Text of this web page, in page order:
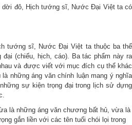
dời đô, Hịch tướng sĩ, Nước Đại Việt ta có
tướng sĩ, Nước Đại Việt ta thuộc ba thể
đại (chiếu, hịch, cáo). Ba tác phẩm này ra
và được viết với mục đích cụ thể khác
những áng văn chính luận mang ý nghĩa
sự kiện trọng đại trong lịch sử dựng
là những áng văn chương bất hủ, vừa là
gắn liền với các tên tuổi chói lọi trong